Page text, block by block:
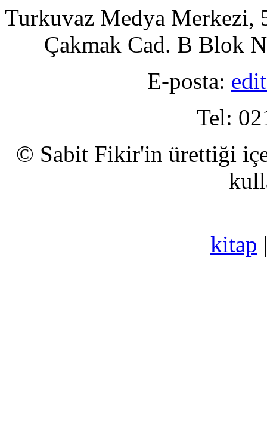
Turkuvaz Medya Merkezi,
Çakmak Cad. B Blok
E-posta:
Tel:
© Sabit Fikir'in ürettiği
kitap